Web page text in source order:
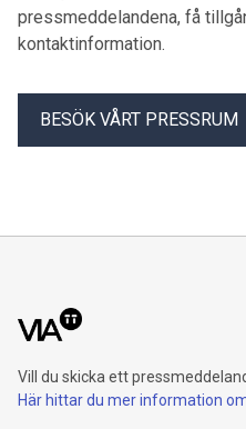
pressmeddelandena, få
kontaktinformation.
BESÖK VÅRT PRESSRUM
Vill du skicka ett
Här hittar du mer information